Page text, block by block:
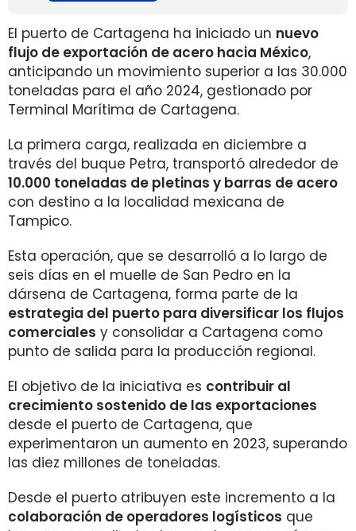
El puerto de Cartagena ha iniciado un nuevo
flujo de exportación de acero hacia México,
anticipando un movimiento superior a las 30.000
toneladas para el año 2024, gestionado por
Terminal Marítima de Cartagena.
La primera carga, realizada en diciembre a
través del buque Petra, transportó alrededor de
10.000 toneladas de pletinas y barras de acero
con destino a la localidad mexicana de
Tampico.
Esta operación, que se desarrolló a lo largo de
seis días en el muelle de San Pedro en la
dársena de Cartagena, forma parte de la
estrategia del puerto para diversificar los flujos
comerciales y consolidar a Cartagena como
punto de salida para la producción regional.
El objetivo de la iniciativa es contribuir al
crecimiento sostenido de las exportaciones
desde el puerto de Cartagena, que
experimentaron un aumento en 2023, superando
las diez millones de toneladas.
Desde el puerto atribuyen este incremento a la
colaboración de operadores logísticos que